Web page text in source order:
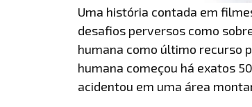
Uma história contada em
desafios perversos como
humana como último recurso
humana começou há exatos
acidentou em uma área